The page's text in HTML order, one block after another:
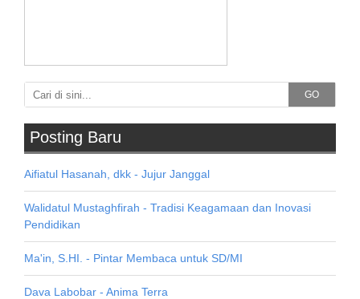
GO
Posting Baru
Aifiatul Hasanah, dkk - Jujur Janggal
Walidatul Mustaghfirah - Tradisi Keagamaan dan Inovasi
Pendidikan
Ma'in, S.HI. - Pintar Membaca untuk SD/MI
Dava Labobar - Anima Terra